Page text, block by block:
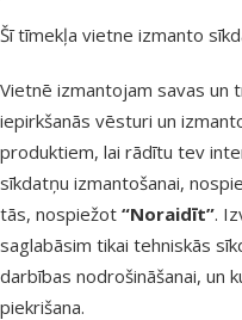
Šī tīmekļa vietne izmanto
Vietnē izmantojam savas un
iepirkšanās vēsturi un
produktiem, lai rādītu tev
sīkdatņu izmantošanai,
tās, nospiežot “Noraidīt”.
saglabāsim tikai tehniskās
darbības nodrošināšanai, un
piekrišana.
Plastmasa
Poliesters
Krāsa
BrūnaBrūna/Bēša
Bēša
Īpašie piedāvājumi
Mēneša lielā akcija